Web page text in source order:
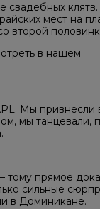
мест на
второй
в нашем
Мы привнесли
мы танцевали,
тому прямое
сильные
в Доминикане.